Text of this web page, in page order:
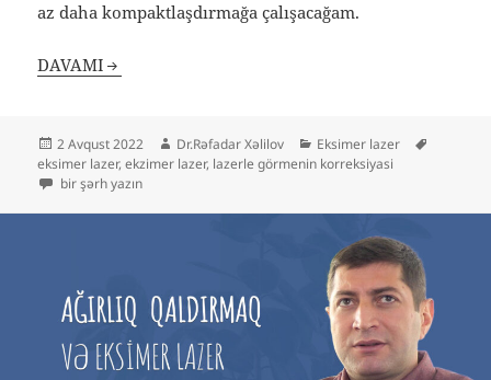
az daha kompaktlaşdırmağa çalışacağam.
DAVAMI
Yayım
tarixi
2 Avqust 2022 Müəllif
Dr.Rəfadar Xəlilov Kateqoriyalar
Eksimer lazer
eksimer lazer,ekzimer lazer, lazerle görmenin korreksiyasi
Yanaşı xəstəlikləri olan Eksimer lazer ola bilərmi? üçün
bir şərh yazın